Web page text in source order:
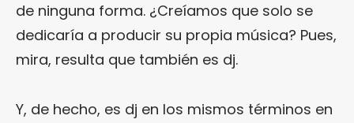
de ninguna forma. ¿Creíamos que solo se
dedicaría a producir su propia música? Pues,
mira, resulta que también es dj.
Y, de hecho, es dj en los mismos términos en